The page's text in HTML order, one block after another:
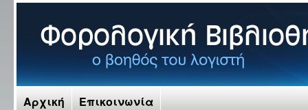
Αρχική Επικοινωνία